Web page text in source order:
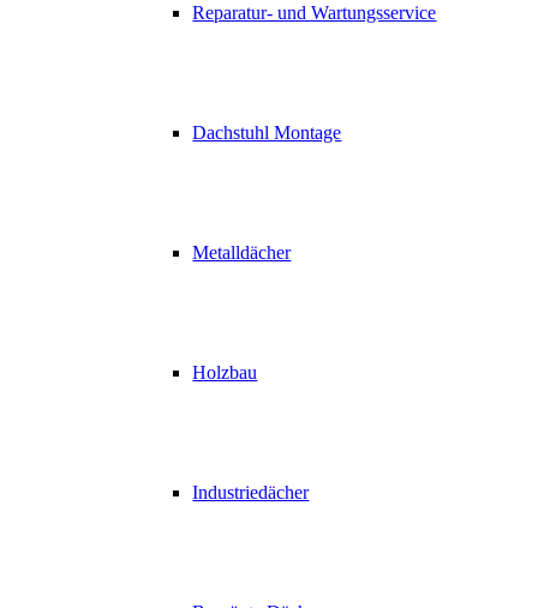
Reparatur- und Wartungsservice
Dachstuhl Montage
Metalldächer
Holzbau
Industriedächer